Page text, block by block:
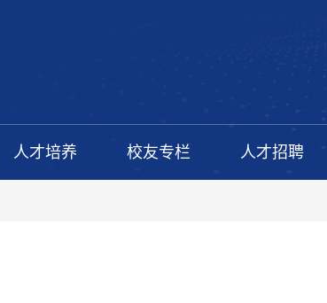
人才培养 校友专栏 人才招聘